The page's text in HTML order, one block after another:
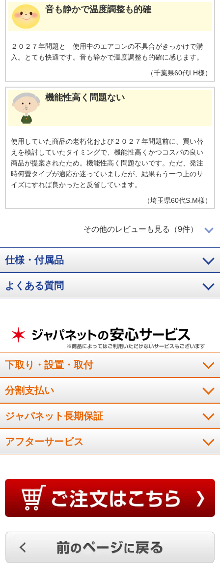
音も静かで温度調整も的確
２０２７年問題と 使用中のエアコンの不具合がきっかけで購
入。とても快適です。音も静かで温度調整も的確に感じます。
（千葉県60代I.H様）
機能性高く問題ない
使用していた商品の老朽化および２０２７年問題前に、買い替
えを検討していたタイミングで、機能性高くかつコスパの良い
商品が提案されたため。機能性高く問題ないです。ただ、発注
時何畳タイプが適応か迷っていましたが、結果もう一つ上のサ
イズにすれば良かったと反省しています。
（埼玉県60代S.M様）
みはっておやすみが助かる
ていたエアコンもいつ壊れるかわからなかったから買い替え。
みはっておやすみ機能でタイマーが切れても、温度が上がると
（ 京都府60代I.M様
静かで冷えるのが早い
音が静か冷えるのが早いので大変満足しております。
さすが日立のエアコン
和室のエアコンの調子が悪くなってきたので、買い替えを考え
ていたところでした。まだ試運転しかしていませんが、快適で
す。これまでもエアコンは日立製を多く使用してきましたの
で、品質には信頼を置いています。
その他のレビューも見る（9件）
仕様・付属品
よくある質問
下取り・設置・取付
分割支払い
ジャパネット長期保証
アフターサービス